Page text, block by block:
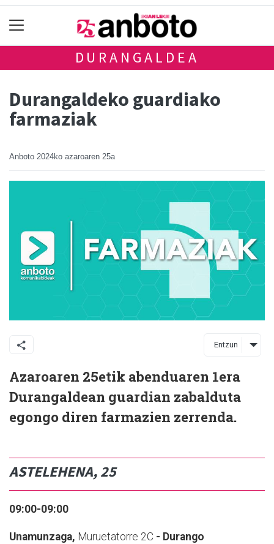
DURANGALDEA
Durangaldeko guardiako
farmaziak
Anboto 2024ko azaroaren 25a
Entzun
Azaroaren 25etik abenduaren 1era
Durangaldean guardian zabalduta
egongo diren farmazien zerrenda.
ASTELEHENA, 25
09:00-09:00
Unamunzaga, Muruetatorre 2C - Durango